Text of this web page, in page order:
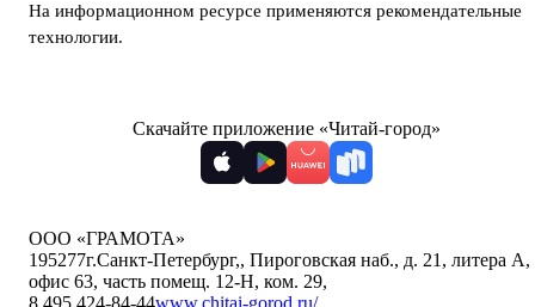
На информационном ресурсе применяются рекомендательные
технологии.
Скачайте приложение «Читай-город»
ООО «ГРАМОТА»
195277г.Санкт-Петербург,, Пироговская наб., д. 21, литера А,
офис 63, часть помещ. 12-Н, ком. 29,